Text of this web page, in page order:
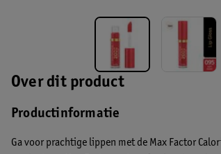
Over dit product
Productinformatie
Ga voor prachtige lippen met de Max Factor